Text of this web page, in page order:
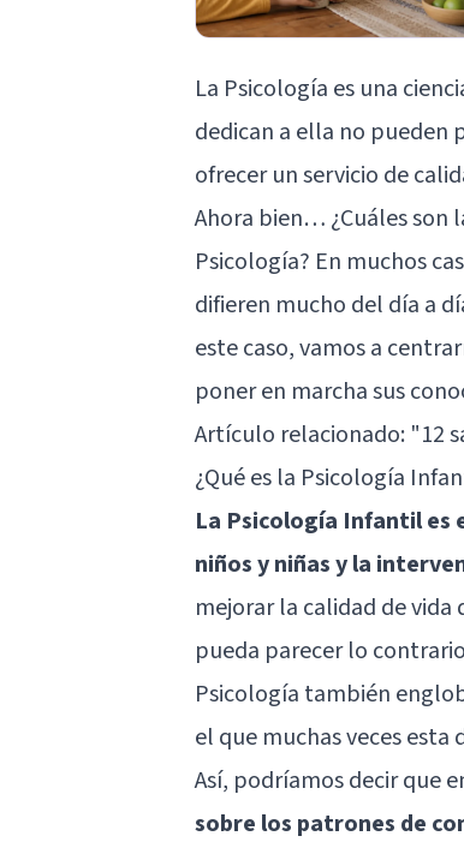
La Psicología es una
dedican a ella no
ofrecer un servicio de
Ahora bien… ¿Cuáles son
Psicología? En muchos
difieren mucho del día a
este caso, vamos a
poner en marcha sus
Artículo relacionado: "12
¿Qué es la Psicología
La Psicología Infantil es
niños y niñas y la
mejorar la calidad de vida
pueda parecer lo
Psicología también
el que muchas veces
Así, podríamos decir que
sobre los patrones de